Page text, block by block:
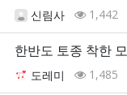
신림사 1,442
한반도 토종 착한
도레미 1,485